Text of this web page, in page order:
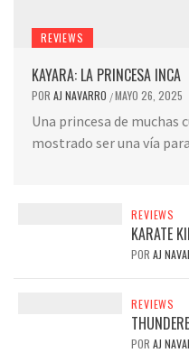
REVIEWS
KAYARA: LA PRINCESA INCA
POR AJ NAVARRO /MAYO 26, 2025
Una princesa de muchas
mostrado ser una vía
REVIEWS
KARATE
POR AJ
REVIEWS
POR AJ